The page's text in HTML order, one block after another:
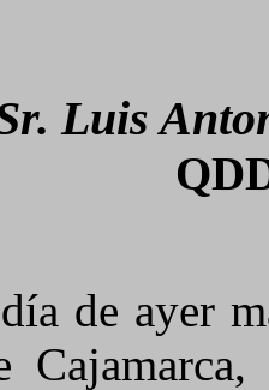
Luis
de ayer
Cajamarca,